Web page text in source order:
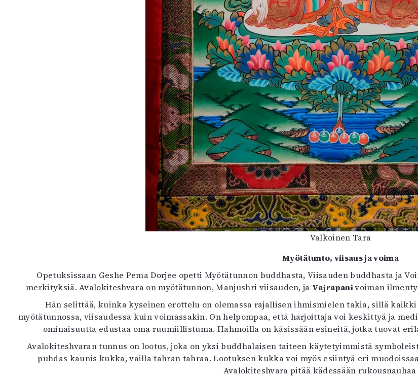
Valkoinen Tara
Myötätunto, viisaus ja voima
Opetuksissaan Geshe Pema Dorjee opetti Myötätunnon buddhasta, Viisauden buddhasta ja
merkityksiä. Avalokiteshvara on myötätunnon, Manjushri viisauden, ja Vajrapanivoiman
Hän selittää, kuinka kyseinen erottelu on olemassa rajallisen ihmismielen takia, sillä
myötätunnossa, viisaudessa kuin voimassakin. On helpompaa, että harjoittaja voi keskittyä ja
ominaisuutta edustaa oma ruumiillistuma. Hahmoilla on käsissään esineitä, jotka tuovat
Avalokiteshvaran tunnus on lootus, joka on yksi buddhalaisen taiteen käytetyimmistä
puhdas kaunis kukka, vailla tahran tahraa. Lootuksen kukka voi myös esiintyä eri
Avalokiteshvara pitää kädessään